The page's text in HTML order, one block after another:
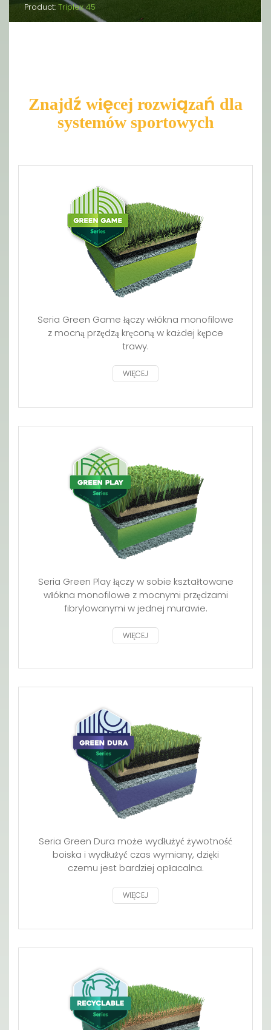
Product: Triplex 45
Znajdź więcej rozwiązań dla
systemów sportowych
Seria Green Game łączy włókna monofilowe
z mocną przędzą kręconą w każdej kępce
trawy.
WIĘCEJ
Seria Green Play łączy w sobie kształtowane
włókna monofilowe z mocnymi przędzami
fibrylowanymi w jednej murawie.
WIĘCEJ
Seria Green Dura może wydłużyć żywotność
boiska i wydłużyć czas wymiany, dzięki
czemu jest bardziej opłacalna.
WIĘCEJ